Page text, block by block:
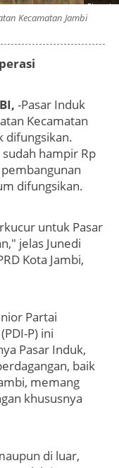
Photo by
:
Kecamatan Jambi
-Pasar Induk
Kecamatan
difungsikan.
hampir Rp
difungsikan.
untuk Pasar
jelas Junedi
Kota Jambi,
Partai
P) ini
Pasar Induk,
baik
memang
khususnya
di luar,